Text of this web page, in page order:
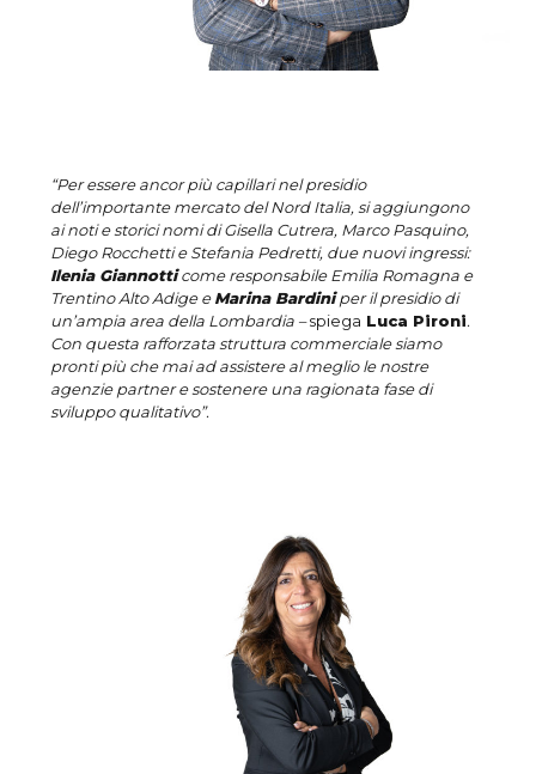
“Per essere ancor più capillari nel presidio
dell’importante mercato del Nord Italia, si aggiungono
ai noti e storici nomi di Gisella Cutrera, Marco Pasquino,
Diego Rocchetti e Stefania Pedretti, due nuovi ingressi:
Ilenia Giannotticome responsabile Emilia Romagna e
Trentino Alto Adige eMarina Bardiniper il presidio di
un’ampia area della Lombardia –spiega Luca Pironi.
Con questa rafforzata struttura commerciale siamo
pronti più che mai ad assistere al meglio le nostre
agenzie partner e sostenere una ragionata fase di
sviluppo qualitativo”.